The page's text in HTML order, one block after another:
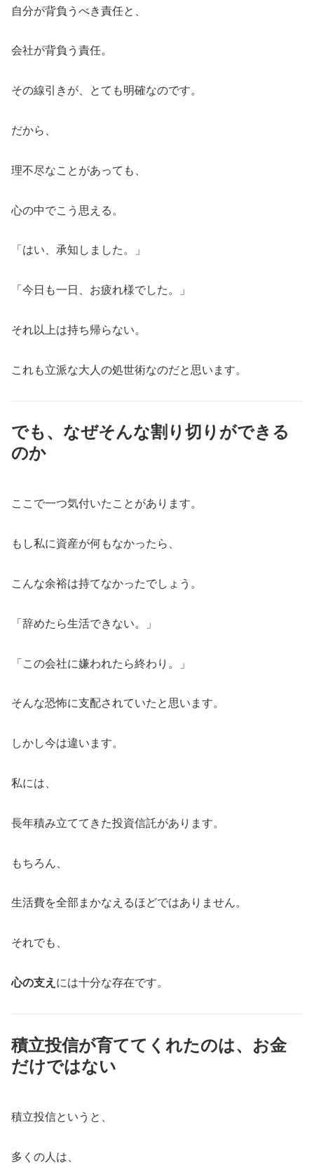
自分が背負うべき責任と、
会社が背負う責任。
その線引きが、とても明確なのです。
だから、
理不尽なことがあっても、
心の中でこう思える。
「はい、承知しました。」
「今日も一日、お疲れ様でした。」
それ以上は持ち帰らない。
これも立派な大人の処世術なのだと思います。
でも、なぜそんな割り切りができる
のか
ここで一つ気付いたことがあります。
もし私に資産が何もなかったら、
こんな余裕は持てなかったでしょう。
「辞めたら生活できない。」
「この会社に嫌われたら終わり。」
そんな恐怖に支配されていたと思います。
しかし今は違います。
私には、
長年積み立ててきた投資信託があります。
もちろん、
生活費を全部まかなえるほどではありません。
それでも、
心の支え には十分な存在です。
積立投信が育ててくれたのは、お金
だけではない
積立投信というと、
多くの人は、